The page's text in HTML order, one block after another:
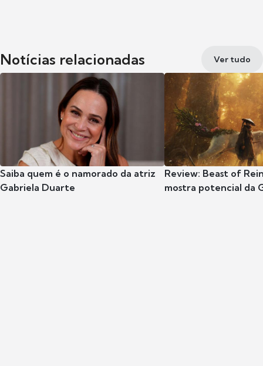
Notícias relacionadas Ver tudo
Saiba quem é o namorado da atriz
Gabriela Duarte
Review: Beast of
mostra potencial da